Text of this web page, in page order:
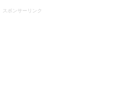
スポンサーリンク